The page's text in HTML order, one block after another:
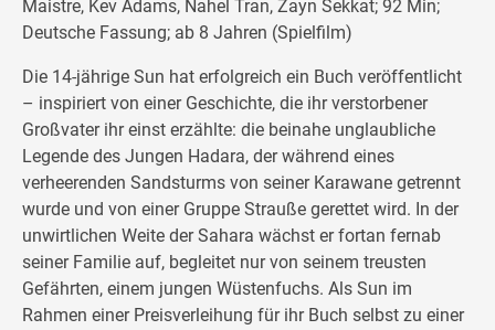
Maistre, Kev Adams, Nahel Tran, Zayn Sekkat; 92 Min;
Deutsche Fassung; ab 8 Jahren (Spielfilm)
Die 14-jährige Sun hat erfolgreich ein Buch veröffentlicht
– inspiriert von einer Geschichte, die ihr verstorbener
Großvater ihr einst erzählte: die beinahe unglaubliche
Legende des Jungen Hadara, der während eines
verheerenden Sandsturms von seiner Karawane getrennt
wurde und von einer Gruppe Strauße gerettet wird. In der
unwirtlichen Weite der Sahara wächst er fortan fernab
seiner Familie auf, begleitet nur von seinem treusten
Gefährten, einem jungen Wüstenfuchs. Als Sun im
Rahmen einer Preisverleihung für ihr Buch selbst zu einer